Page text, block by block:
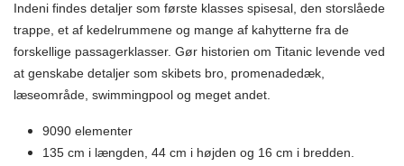
Indeni findes detaljer som første klasses spisesal, den storslåede
trappe, et af kedelrummene og mange af kahytterne fra de
forskellige passagerklasser. Gør historien om Titanic levende ved
at genskabe detaljer som skibets bro, promenadedæk,
læseområde, swimmingpool og meget andet.
9090 elementer
135 cm i længden, 44 cm i højden og 16 cm i bredden.